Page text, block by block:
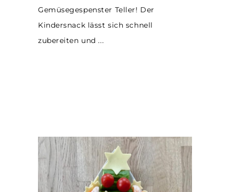
Gemüsegespenster Teller! Der
Kindersnack lässt sich schnell
zubereiten und